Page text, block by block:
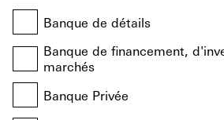
Banque de détails
Banque de financement,
marchés
Banque Privée